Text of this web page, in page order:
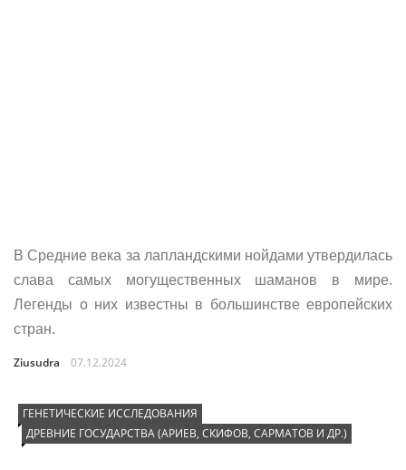
В Средние века за лапландскими нойдами утвердилась
слава самых могущественных шаманов в мире.
Легенды о них известны в большинстве европейских
стран.
Ziusudra 07.12.2024
ГЕНЕТИЧЕСКИЕ ИССЛЕДОВАНИЯ
ДРЕВНИЕ ГОСУДАРСТВА (АРИЕВ, СКИФОВ, САРМАТОВ И ДР.)